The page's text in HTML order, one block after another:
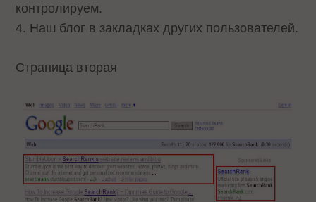
контролируем.
4. Наш блог в закладках других пользователей.
Страница вторая